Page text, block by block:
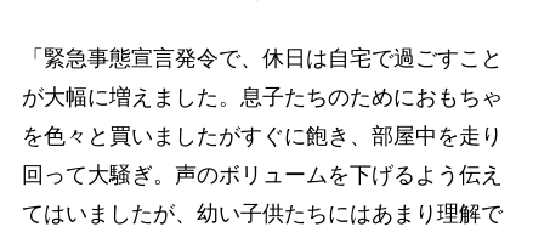
「緊急事態宣言発令で、休日は自宅で過ごすこと
が大幅に増えました。息子たちのためにおもちゃ
を色々と買いましたがすぐに飽き、部屋中を走り
回って大騒ぎ。声のボリュームを下げるよう伝え
てはいましたが、幼い子供たちにはあまり理解で